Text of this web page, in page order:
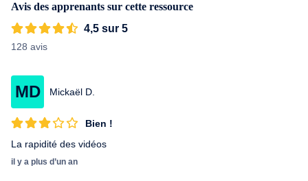
Avis des apprenants sur cette ressource
4,5 sur 5
128 avis
MD Mickaël D.
Bien !
La rapidité des vidéos
il y a plus d’un an